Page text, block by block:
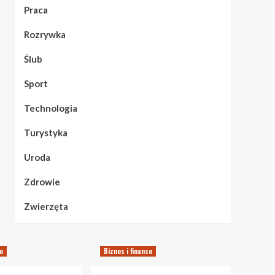
Praca
Rozrywka
Ślub
Sport
Technologia
Turystyka
Uroda
Zdrowie
Zwierzęta
Biznes i finanse